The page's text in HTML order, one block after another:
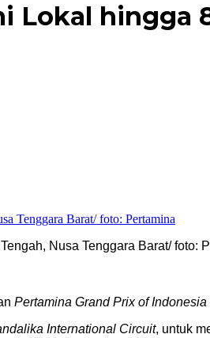
Lokal hingga
Nusa Tenggara Barat/ foto:
Pertamina Grand Prix of Indonesia
International Circuit, untuk